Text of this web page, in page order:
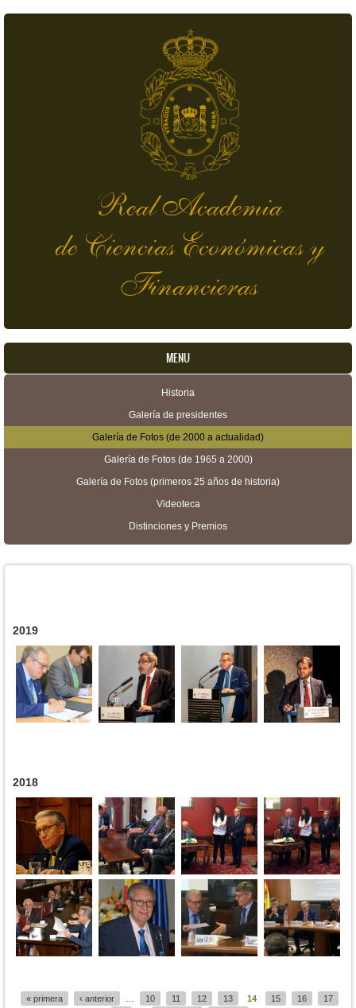
Real Academia
de Ciencias Económicas y
Financieras
MENU
Historia
Galería de presidentes
Galería de Fotos (de 2000 a actualidad)
Galería de Fotos (de 1965 a 2000)
Galería de Fotos (primeros 25 años de historia)
Videoteca
Distinciones y Premios
2019
2018
« primera ‹ anterior 10 11 12 13 14 15 16
17